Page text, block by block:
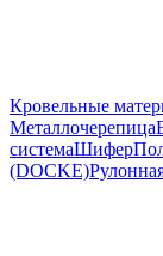
Кровельные
Металлочерепица
системаШифер
(DOCKE)